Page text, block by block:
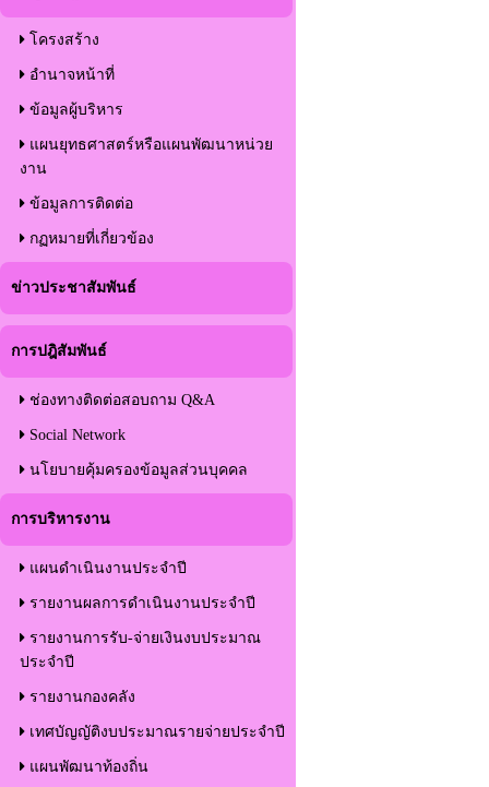
โครงสร้าง
อำนาจหน้าที่
ข้อมูลผู้บริหาร
แผนยุทธศาสตร์หรือแผนพัฒนาหน่วย
งาน
ข้อมูลการติดต่อ
กฏหมายที่เกี่ยวข้อง
ข่าวประชาสัมพันธ์
การปฎิสัมพันธ์
ช่องทางติดต่อสอบถาม Q&A
Social Network
นโยบายคุ้มครองข้อมูลส่วนบุคคล
การบริหารงาน
แผนดำเนินงานประจำปี
รายงานผลการดำเนินงานประจำปี
รายงานการรับ-จ่ายเงินงบประมาณ
ประจำปี
รายงานกองคลัง
เทศบัญญัติงบประมาณรายจ่ายประจำปี
แผนพัฒนาท้องถิ่น